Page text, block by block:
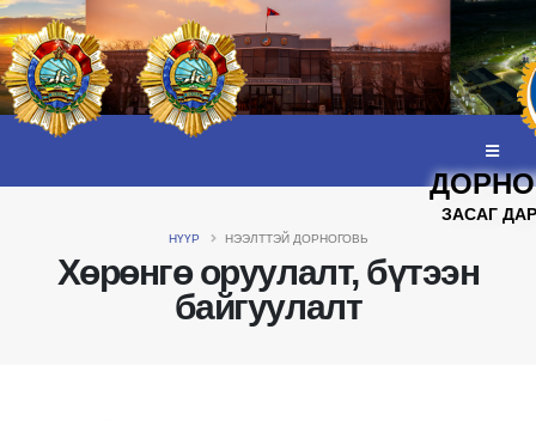
ЗАСАГ
НҮҮР НЭЭЛТТЭЙ ДОРНОГОВЬ
Хөрөнгө оруулалт, бүтээн
байгуулалт